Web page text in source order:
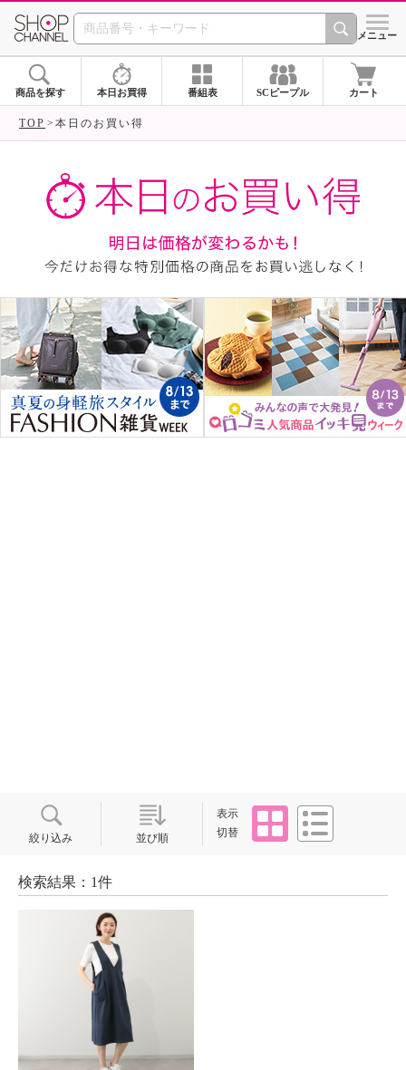
SHOP CHANNEL ショッ
メニュー
商品を探す 本日お買得 番組表 SCピープル カート
TOP 本日のお買い得
絞り込み 並び順
表示
切替
タイル
検索結果：1件